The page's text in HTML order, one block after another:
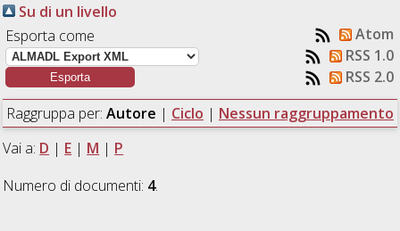
Su di un livello
Esporta come
Atom
RSS 1.0
RSS 2.0
Raggruppa per: Autore | Ciclo | Nessun raggruppamento
Vai a: D | E | M | P
Numero di documenti: 4.